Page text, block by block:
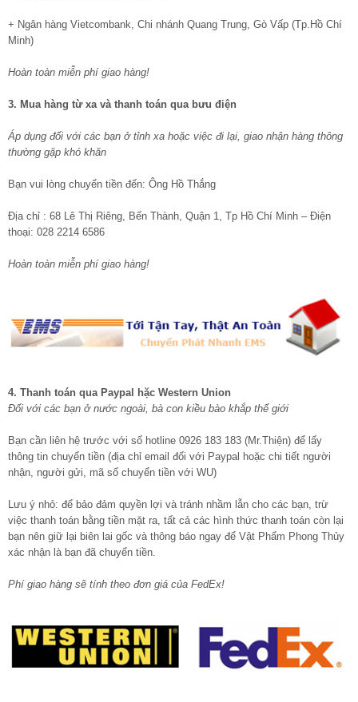
+ Ngân hàng Vietcombank, Chi nhánh Quang Trung, Gò Vấp (Tp.Hồ Chí
Minh)
Hoàn toàn miễn phí giao hàng!
3. Mua hàng từ xa và thanh toán qua bưu điện
Áp dụng đối với các bạn ở tỉnh xa hoặc việc đi lại, giao nhận hàng thông
thường gặp khó khăn
Bạn vui lòng chuyển tiền đến: Ông Hồ Thắng
Địa chỉ : 68 Lê Thị Riêng, Bến Thành, Quận 1, Tp Hồ Chí Minh – Điện
thoại: 028 2214 6586
Hoàn toàn miễn phí giao hàng!
4. Thanh toán qua Paypal hặc Western Union
Đối với các bạn ở nước ngoài, bà con kiều bào khắp thế giới
Bạn cần liên hệ trước với số hotline 0926 183 183 (Mr.Thiện) để lấy
thông tin chuyển tiền (địa chỉ email đối với Paypal hoặc chi tiết người
nhận, người gửi, mã số chuyển tiền với WU)
Lưu ý nhỏ: để bảo đảm quyền lợi và tránh nhầm lẫn cho các bạn, trừ
việc thanh toán bằng tiền mặt ra, tất cả các hình thức thanh toán còn lại
bạn nên giữ lại biên lai gốc và thông báo ngay để Vật Phẩm Phong Thủy
xác nhận là bạn đã chuyển tiền.
Phí giao hàng sẽ tính theo đơn giá của FedEx!